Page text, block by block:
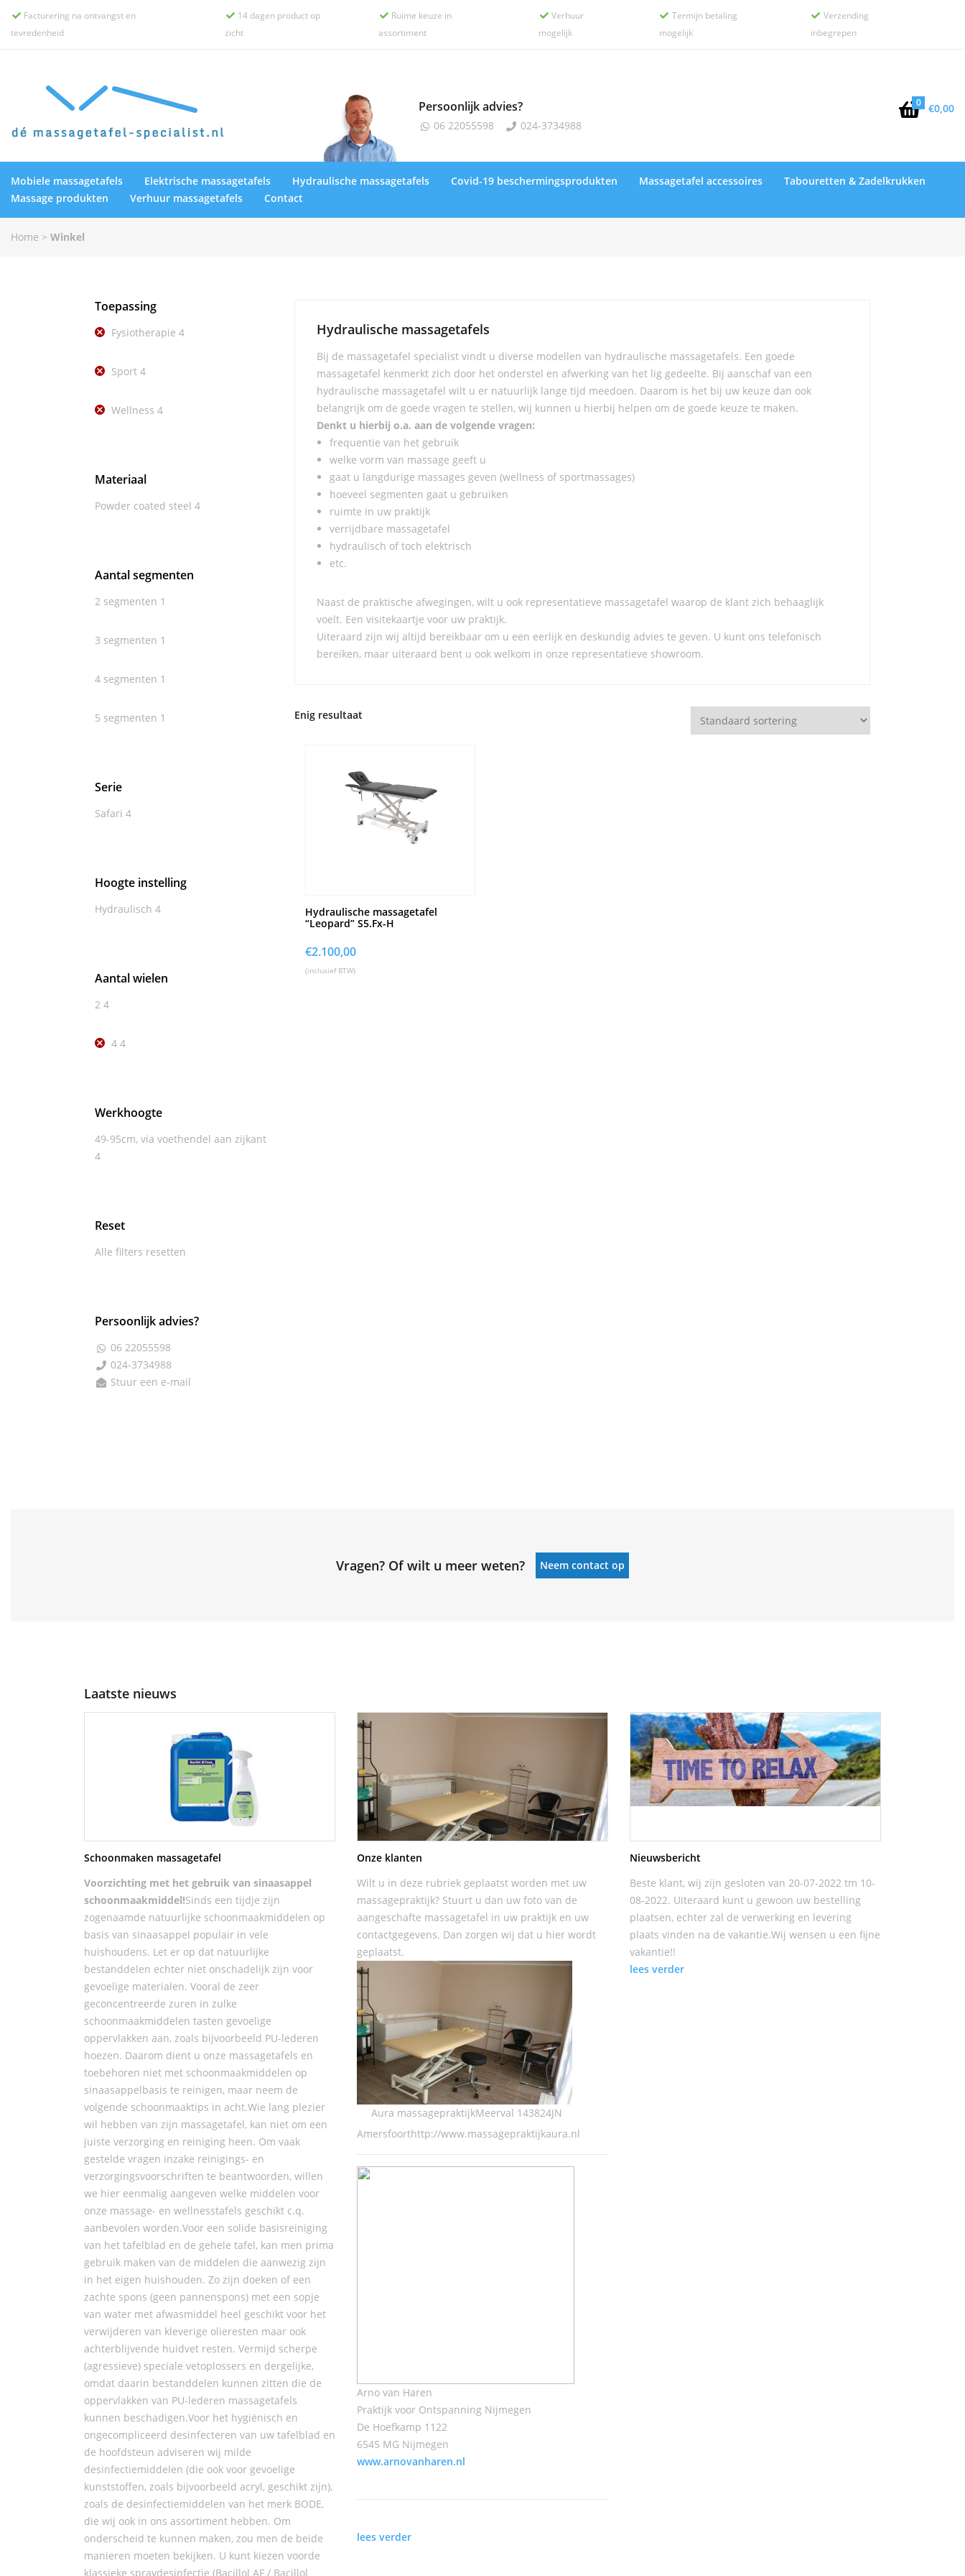
 Facturering na ontvangst en
tevredenheid
 14 dagen product op
zicht
 Ruime keuze in
assortiment
 Verhuur
mogelijk
 Termijn betaling
mogelijk
 Verzending
inbegrepen
Persoonlijk advies?
 06 22055598  024-3734988
0 €0,00
Mobiele massagetafels Elektrische massagetafels Hydraulische massagetafels Covid-19 beschermingsprodukten Massagetafel accessoires
Tabouretten & Zadelkrukken
Massage produkten
Verhuur massagetafels Contact
Home > Winkel
Toepassing
Fysiotherapie 4
Sport 4
Wellness 4
Materiaal
Powder coated steel 4
Aantal segmenten
2 segmenten 1
3 segmenten 1
4 segmenten 1
5 segmenten 1
Serie
Safari 4
Hoogte instelling
Hydraulisch 4
Aantal wielen
2 4
4 4
Werkhoogte
49-95cm, via voethendel aan zijkant
4
Reset
Alle filters resetten
Persoonlijk advies?
 06 22055598
 024-3734988
 Stuur een e-mail
Hydraulische massagetafels
Bij de massagetafel specialist vindt u diverse modellen van hydraulische massagetafels. Een goede
massagetafel kenmerkt zich door het onderstel en afwerking van het lig gedeelte. Bij aanschaf van een
hydraulische massagetafel wilt u er natuurlijk lange tijd meedoen. Daarom is het bij uw keuze dan ook
belangrijk om de goede vragen te stellen, wij kunnen u hierbij helpen om de goede keuze te maken.
Denkt u hierbij o.a. aan de volgende vragen:
frequentie van het gebruik
welke vorm van massage geeft u
gaat u langdurige massages geven (wellness of sportmassages)
hoeveel segmenten gaat u gebruiken
ruimte in uw praktijk
verrijdbare massagetafel
hydraulisch of toch elektrisch
etc.
Naast de praktische afwegingen, wilt u ook representatieve massagetafel waarop de klant zich behaaglijk
voelt. Een visitekaartje voor uw praktijk.
Uiteraard zijn wij altijd bereikbaar om u een eerlijk en deskundig advies te geven. U kunt ons telefonisch
bereiken, maar uiteraard bent u ook welkom in onze representatieve showroom.
Enig resultaat
Hydraulische massagetafel
“Leopard” S5.Fx-H
€2.100,00
(inclusief BTW)
Vragen? Of wilt u meer weten? Neem contact op
Laatste nieuws
Schoonmaken massagetafel
Voorzichting met het gebruik van sinaasappel
schoonmaakmiddel!Sinds een tijdje zijn
zogenaamde natuurlijke schoonmaakmiddelen op
basis van sinaasappel populair in vele
huishoudens. Let er op dat natuurlijke
bestanddelen echter niet onschadelijk zijn voor
gevoelige materialen. Vooral de zeer
geconcentreerde zuren in zulke
schoonmaakmiddelen tasten gevoelige
oppervlakken aan, zoals bijvoorbeeld PU-lederen
hoezen. Daarom dient u onze massagetafels en
toebehoren niet met schoonmaakmiddelen op
sinaasappelbasis te reinigen, maar neem de
volgende schoonmaaktips in acht.Wie lang plezier
wil hebben van zijn massagetafel, kan niet om een
juiste verzorging en reiniging heen. Om vaak
gestelde vragen inzake reinigings- en
verzorgingsvoorschriften te beantwoorden, willen
we hier eenmalig aangeven welke middelen voor
onze massage- en wellnesstafels geschikt c.q.
aanbevolen worden.Voor een solide basisreiniging
van het tafelblad en de gehele tafel, kan men prima
gebruik maken van de middelen die aanwezig zijn
in het eigen huishouden. Zo zijn doeken of een
zachte spons (geen pannenspons) met een sopje
van water met afwasmiddel heel geschikt voor het
verwijderen van kleverige olieresten maar ook
achterblijvende huidvet resten. Vermijd scherpe
(agressieve) speciale vetoplossers en dergelijke,
omdat daarin bestanddelen kunnen zitten die de
oppervlakken van PU-lederen massagetafels
kunnen beschadigen.Voor het hygiënisch en
ongecompliceerd desinfecteren van uw tafelblad en
de hoofdsteun adviseren wij milde
desinfectiemiddelen (die ook voor gevoelige
kunststoffen, zoals bijvoorbeeld acryl, geschikt zijn),
zoals de desinfectiemiddelen van het merk BODE,
die wij ook in ons assortiment hebben. Om
onderscheid te kunnen maken, zou men de beide
manieren moeten bekijken. U kunt kiezen voorde
klassieke spraydesinfectie (Bacillol AF / Bacillol
Onze klanten
Wilt u in deze rubriek geplaatst worden met uw
massagepraktijk? Stuurt u dan uw foto van de
aangeschafte massagetafel in uw praktijk en uw
contactgegevens. Dan zorgen wij dat u hier wordt
geplaatst.
Aura massagepraktijkMeerval 143824JN
Amersfoorthttp://www.massagepraktijkaura.nl
Arno van Haren
Praktijk voor Ontspanning Nijmegen
De Hoefkamp 1122
6545 MG Nijmegen
www.arnovanharen.nl
lees verder
Nieuwsbericht
Beste klant, wij zijn gesloten van 20-07-2022 tm 10-
08-2022. Uiteraard kunt u gewoon uw bestelling
plaatsen, echter zal de verwerking en levering
plaats vinden na de vakantie.Wij wensen u een fijne
vakantie!!
lees verder